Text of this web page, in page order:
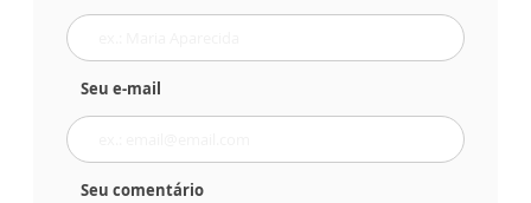
Seu e-mail
Seu comentário